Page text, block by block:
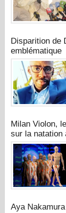
Disparition de
emblématique
Milan Violon,
sur la natation
Aya